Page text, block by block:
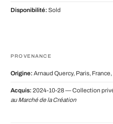
Disponibilité: Sold
PROVENANCE
Origine: Arnaud Quercy, Paris,
Acquis: 2024-10-28 — Collection
au Marché de la Création